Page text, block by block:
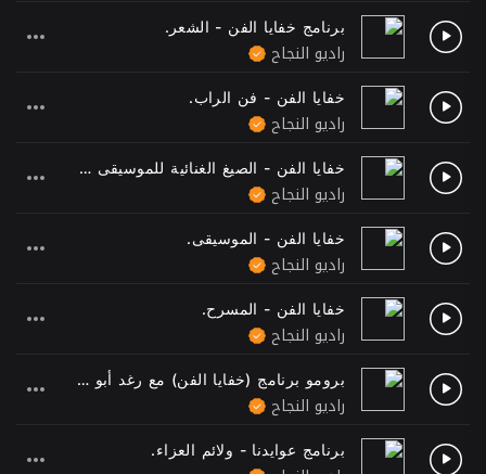
برنامج خفايا الفن - الشعر.
راديو النجاح
خفايا الفن - فن الراب.
راديو النجاح
خفايا الفن - الصيغ الغنائية للموسيقى العربية
راديو النجاح
خفايا الفن - الموسيقى.
راديو النجاح
خفايا الفن - المسرح.
راديو النجاح
برومو برنامج (خفايا الفن) مع رغد أبو خضرة
راديو النجاح
برنامج عوايدنا - ولائم العزاء.